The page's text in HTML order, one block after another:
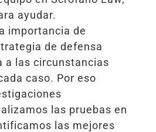
ayudar.
importancia de
de defensa
a las circunstancias
caso. Por eso
las pruebas en
las mejores